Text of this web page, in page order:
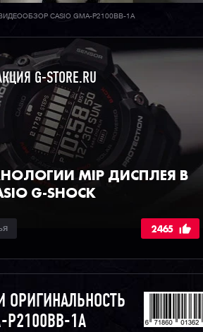
CASIO GMA-P2100BB-1A
G-STORE.RU
MIP ДИСПЛЕЯ В
G-SHOCK
2465
ОРИГИНАЛЬНОСТЬ
P2100BB-1A